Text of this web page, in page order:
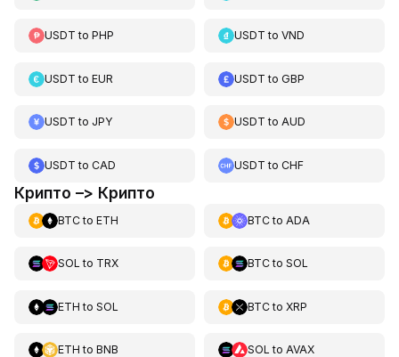
USDT to PHP USDT toVND
USDT to EUR USDT toGBP
USDT to JPY USDT toAUD
USDT to CAD USDT toCHF
Крипто –> Крипто
BTCto ETH BTCto ADA
SOL to TRX BTCto SOL
ETH to SOL BTCto XRP
ETH to BNB SOL to AVAX